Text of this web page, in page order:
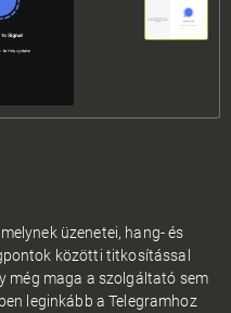
üzenetei, hang- és
közötti titkosítással
még maga a szolgáltató sem
leginkább a Telegramhoz